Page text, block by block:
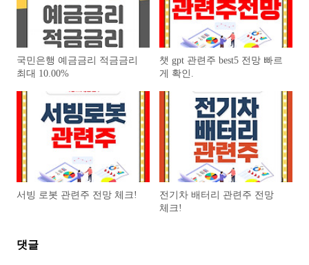
국민은행 예금금리 적금금리
최대 10.00%
챗 gpt 관련주 best5 전망 빠르
게 확인.
서빙 로봇 관련주 전망 체크!
전기차 배터리 관련주 전망
체크!
댓글